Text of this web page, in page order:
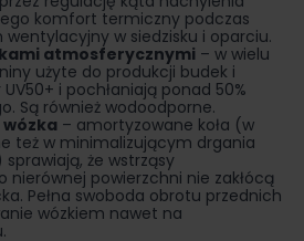
komfort termiczny podczas
w siedzisku i oparciu.
atmosferycznymi – w wielu
użyte do produkcji budek i
i pochłaniają ponad 50%
Są również wodoodporne.
– amortyzowane koła (w
też w minimalizującym drgania
że wstrząsy
nierównej powierzchni nie zakłócą
Pełna swoboda obrotu przednich
wózkiem nawet na